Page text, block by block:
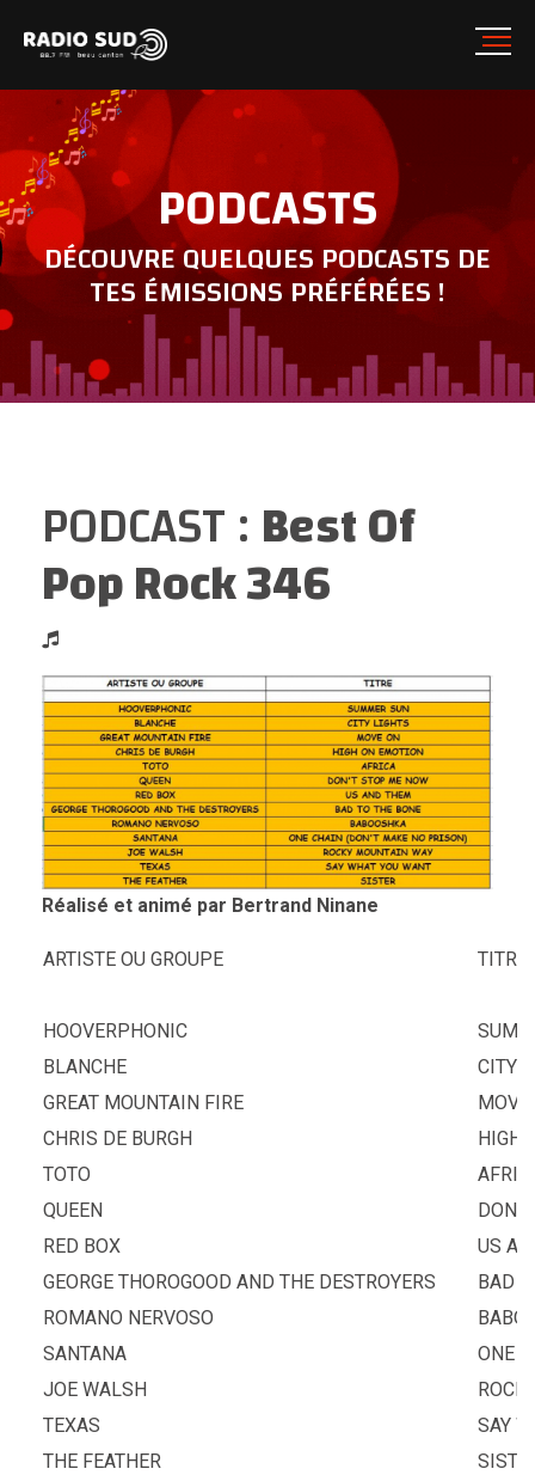
PODCASTS
DÉCOUVRE QUELQUES PODCASTS DE
TES ÉMISSIONS PRÉFÉRÉES !
PODCAST :Best Of
Pop Rock 346
Réalisé et animé par Bertrand Ninane
ARTISTE OU GROUPE TITRE
HOOVERPHONIC
BLANCHE
CITY
GREAT MOUNTAIN FIRE
CHRIS DE BURGH
HIGH
TOTO
QUEEN
RED BOX
US
GEORGE THOROGOOD AND THE DESTROYERS
BAD
ROMANO NERVOSO
SANTANA
ONE
JOE WALSH
TEXAS
SAY
THE FEATHER